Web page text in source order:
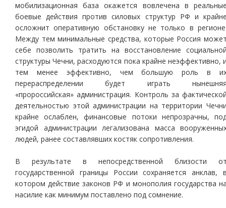
мобилизационная база окажется вовлечена в
боевые действия против силовых структур РФ и
осложнит оперативную обстановку не только в
Между тем минимальные средства, которые Россия
себе позволить тратить на восстановление
структуры Чечни, расходуются пока крайне неэффективно,
тем менее эффективно, чем большую роль в
перераспределении будет играть
«пророссийская» администрация. Контроль за
деятельностью этой администрации на территории
крайне ослаблен, финансовые потоки непрозрачны,
эгидой администрации легализована масса
людей, ранее составлявших костяк сопротивления.
В результате в непосредственной близости
государственной границы России сохраняется анклав,
котором действие законов РФ и монополия государства
насилие как минимум поставлено под сомнение.